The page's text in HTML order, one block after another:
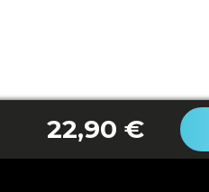
22,90 €